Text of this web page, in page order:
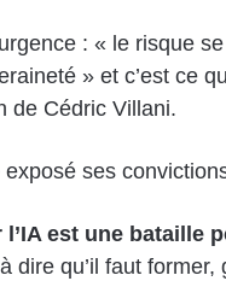
: « le risque
» et c’est ce
de Cédric Villani.
ses
est une bataille
dire qu’il faut